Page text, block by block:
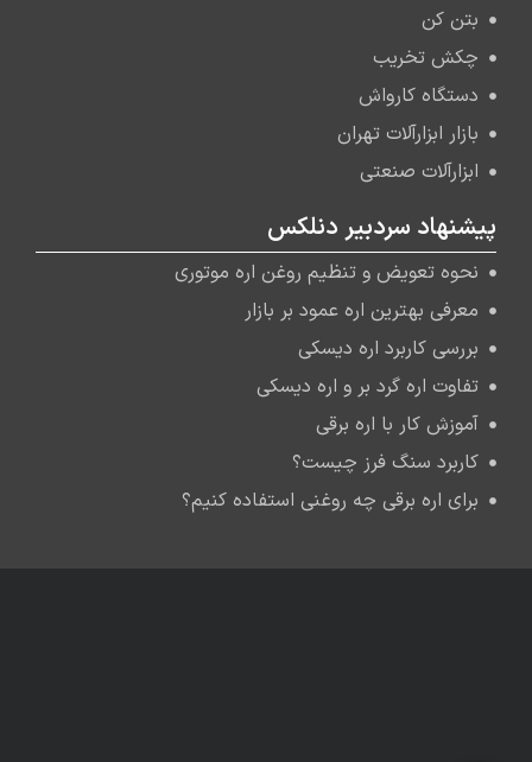
بتن کن
چکش تخریب
دستگاه کارواش
بازار ابزارآلات تهران
ابزارآلات صنعتی
پیشنهاد سردبیر دنلکس
نحوه تعویض و تنظیم روغن اره موتوری
معرفی بهترین اره عمود بر بازار
بررسی کاربرد اره دیسکی
تفاوت اره گرد بر و اره دیسکی
آموزش کار با اره برقی
کاربرد سنگ فرز چیست؟
برای اره برقی چه روغنی استفاده کنیم؟